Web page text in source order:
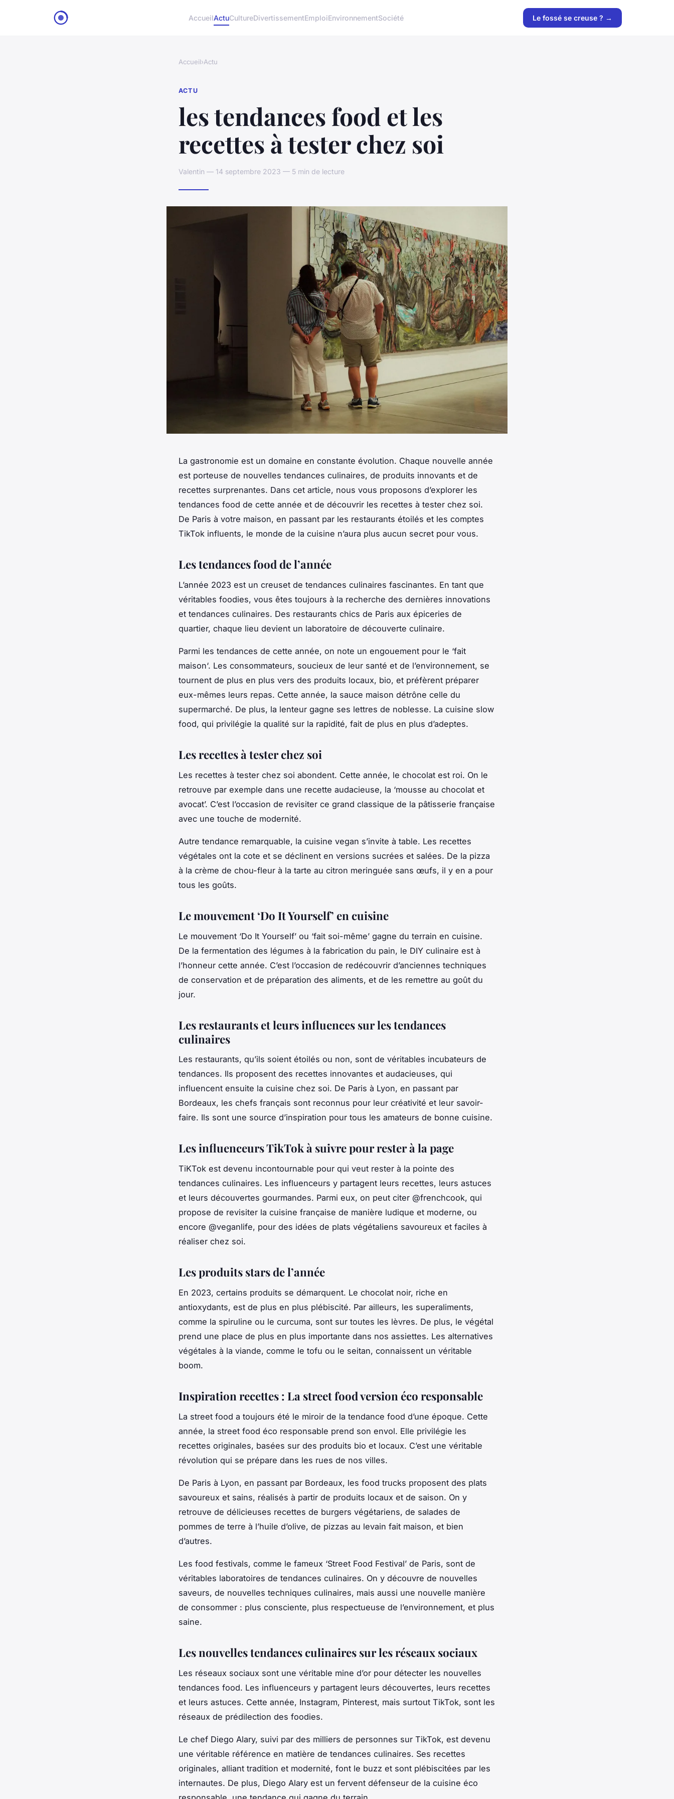
AccueilActuCultureDivertissementEmploiEnvironnementSociété Le fossé se creuse ? →
Accueil›Actu
ACTU
les tendances food et les
recettes à tester chez soi
Valentin — 14 septembre 2023 — 5 min de lecture
La gastronomie est un domaine en constante évolution. Chaque nouvelle année
est porteuse de nouvelles tendances culinaires, de produits innovants et de
recettes surprenantes. Dans cet article, nous vous proposons d’explorer les
tendances food de cette année et de découvrir les recettes à tester chez soi.
De Paris à votre maison, en passant par les restaurants étoilés et les comptes
TikTok influents, le monde de la cuisine n’aura plus aucun secret pour vous.
Les tendances food de l’année
L’année 2023 est un creuset de tendances culinaires fascinantes. En tant que
véritables foodies, vous êtes toujours à la recherche des dernières innovations
et tendances culinaires. Des restaurants chics de Paris aux épiceries de
quartier, chaque lieu devient un laboratoire de découverte culinaire.
Parmi les tendances de cette année, on note un engouement pour le ‘fait
maison‘. Les consommateurs, soucieux de leur santé et de l’environnement, se
tournent de plus en plus vers des produits locaux, bio, et préfèrent préparer
eux-mêmes leurs repas. Cette année, la sauce maison détrône celle du
supermarché. De plus, la lenteur gagne ses lettres de noblesse. La cuisine slow
food, qui privilégie la qualité sur la rapidité, fait de plus en plus d’adeptes.
Les recettes à tester chez soi
Les recettes à tester chez soi abondent. Cette année, le chocolat est roi. On le
retrouve par exemple dans une recette audacieuse, la ‘mousse au chocolat et
avocat’. C’est l’occasion de revisiter ce grand classique de la pâtisserie française
avec une touche de modernité.
Autre tendance remarquable, la cuisine vegan s’invite à table. Les recettes
végétales ont la cote et se déclinent en versions sucrées et salées. De la pizza
à la crème de chou-fleur à la tarte au citron meringuée sans œufs, il y en a pour
tous les goûts.
Le mouvement ‘Do It Yourself’ en cuisine
Le mouvement ‘Do It Yourself’ ou ‘fait soi-même’ gagne du terrain en cuisine.
De la fermentation des légumes à la fabrication du pain, le DIY culinaire est à
l’honneur cette année. C’est l’occasion de redécouvrir d’anciennes techniques
de conservation et de préparation des aliments, et de les remettre au goût du
jour.
Les restaurants et leurs influences sur les tendances
culinaires
Les restaurants, qu’ils soient étoilés ou non, sont de véritables incubateurs de
tendances. Ils proposent des recettes innovantes et audacieuses, qui
influencent ensuite la cuisine chez soi. De Paris à Lyon, en passant par
Bordeaux, les chefs français sont reconnus pour leur créativité et leur savoir-
faire. Ils sont une source d’inspiration pour tous les amateurs de bonne cuisine.
Les influenceurs TikTok à suivre pour rester à la page
TiKTok est devenu incontournable pour qui veut rester à la pointe des
tendances culinaires. Les influenceurs y partagent leurs recettes, leurs astuces
et leurs découvertes gourmandes. Parmi eux, on peut citer @frenchcook, qui
propose de revisiter la cuisine française de manière ludique et moderne, ou
encore @veganlife, pour des idées de plats végétaliens savoureux et faciles à
réaliser chez soi.
Les produits stars de l’année
En 2023, certains produits se démarquent. Le chocolat noir, riche en
antioxydants, est de plus en plus plébiscité. Par ailleurs, les superaliments,
comme la spiruline ou le curcuma, sont sur toutes les lèvres. De plus, le végétal
prend une place de plus en plus importante dans nos assiettes. Les alternatives
végétales à la viande, comme le tofu ou le seitan, connaissent un véritable
boom.
Inspiration recettes : La street food version éco responsable
La street food a toujours été le miroir de la tendance food d’une époque. Cette
année, la street food éco responsable prend son envol. Elle privilégie les
recettes originales, basées sur des produits bio et locaux. C’est une véritable
révolution qui se prépare dans les rues de nos villes.
De Paris à Lyon, en passant par Bordeaux, les food trucks proposent des plats
savoureux et sains, réalisés à partir de produits locaux et de saison. On y
retrouve de délicieuses recettes de burgers végétariens, de salades de
pommes de terre à l’huile d’olive, de pizzas au levain fait maison, et bien
d’autres.
Les food festivals, comme le fameux ‘Street Food Festival’ de Paris, sont de
véritables laboratoires de tendances culinaires. On y découvre de nouvelles
saveurs, de nouvelles techniques culinaires, mais aussi une nouvelle manière
de consommer : plus consciente, plus respectueuse de l’environnement, et plus
saine.
Les nouvelles tendances culinaires sur les réseaux sociaux
Les réseaux sociaux sont une véritable mine d’or pour détecter les nouvelles
tendances food. Les influenceurs y partagent leurs découvertes, leurs recettes
et leurs astuces. Cette année, Instagram, Pinterest, mais surtout TikTok, sont les
réseaux de prédilection des foodies.
Le chef Diego Alary, suivi par des milliers de personnes sur TikTok, est devenu
une véritable référence en matière de tendances culinaires. Ses recettes
originales, alliant tradition et modernité, font le buzz et sont plébiscitées par les
internautes. De plus, Diego Alary est un fervent défenseur de la cuisine éco